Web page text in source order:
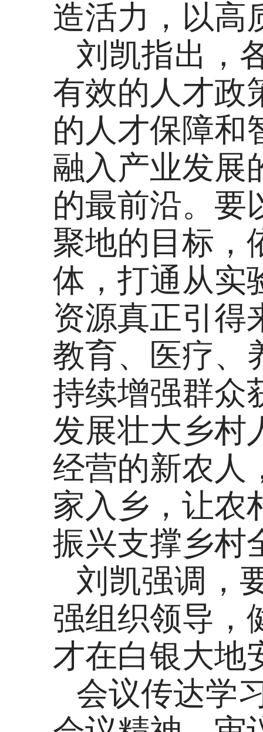
造活力，以高
刘凯指出，
有效的人才政
的人才保障和
融入产业发展
的最前沿。要
聚地的目标，
体，打通从实
资源真正引得
教育、医疗、
持续增强群众
发展壮大乡村
经营的新农人
家入乡，让农
振兴支撑乡村
刘凯强调，
强组织领导，
才在白银大地
会议传达学